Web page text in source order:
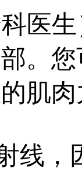
医生
。
肌
线，